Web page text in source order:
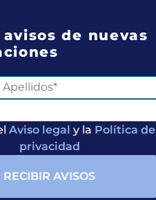
avisos de nuevas
Aviso legal y la Política de
privacidad